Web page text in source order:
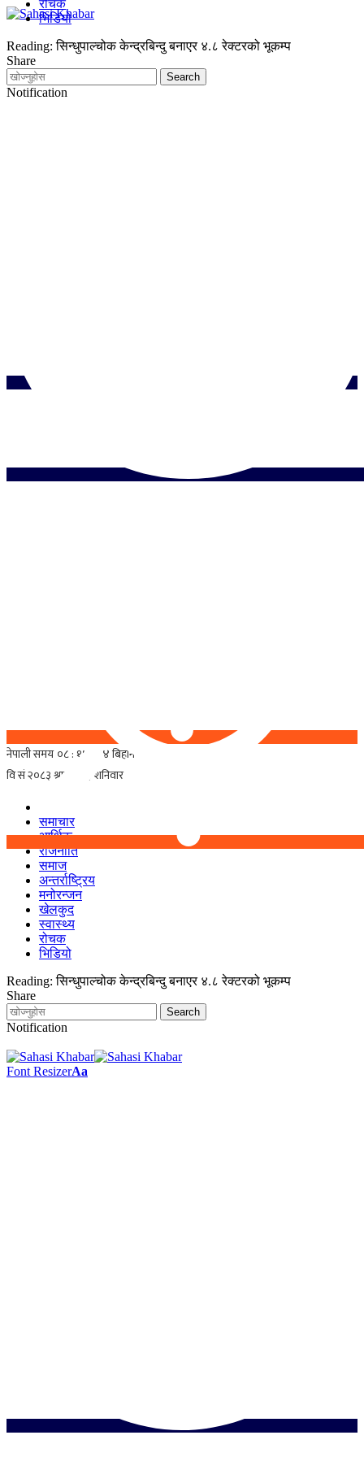
समाचार
आर्थिक
राजनीति
समाज
अन्तर्राष्ट्रिय
मनोरन्जन
खेलकुद
स्वास्थ्य
रोचक
भिडियो
Reading: सिन्धुपाल्चोक केन्द्रबिन्दु बनाएर ४.८ रेक्टरको भूकम्प
Share
Notification
रोचक
भिडियो
Reading: सिन्धुपाल्चोक केन्द्रबिन्दु बनाएर ४.८ रेक्टरको भूकम्प
Share
Notification
Font ResizerAa